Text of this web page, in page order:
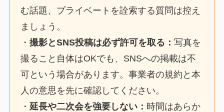
む話題、プライベートを詮索する質問は控え
ましょう。
・撮影とSNS投稿は必ず許可を取る：写真を
撮ること自体はOKでも、SNSへの掲載は不
可という場合があります。事業者の規約と本
人の意思を先に確認してください。
・延長や二次会を強要しない： 時間はあらか